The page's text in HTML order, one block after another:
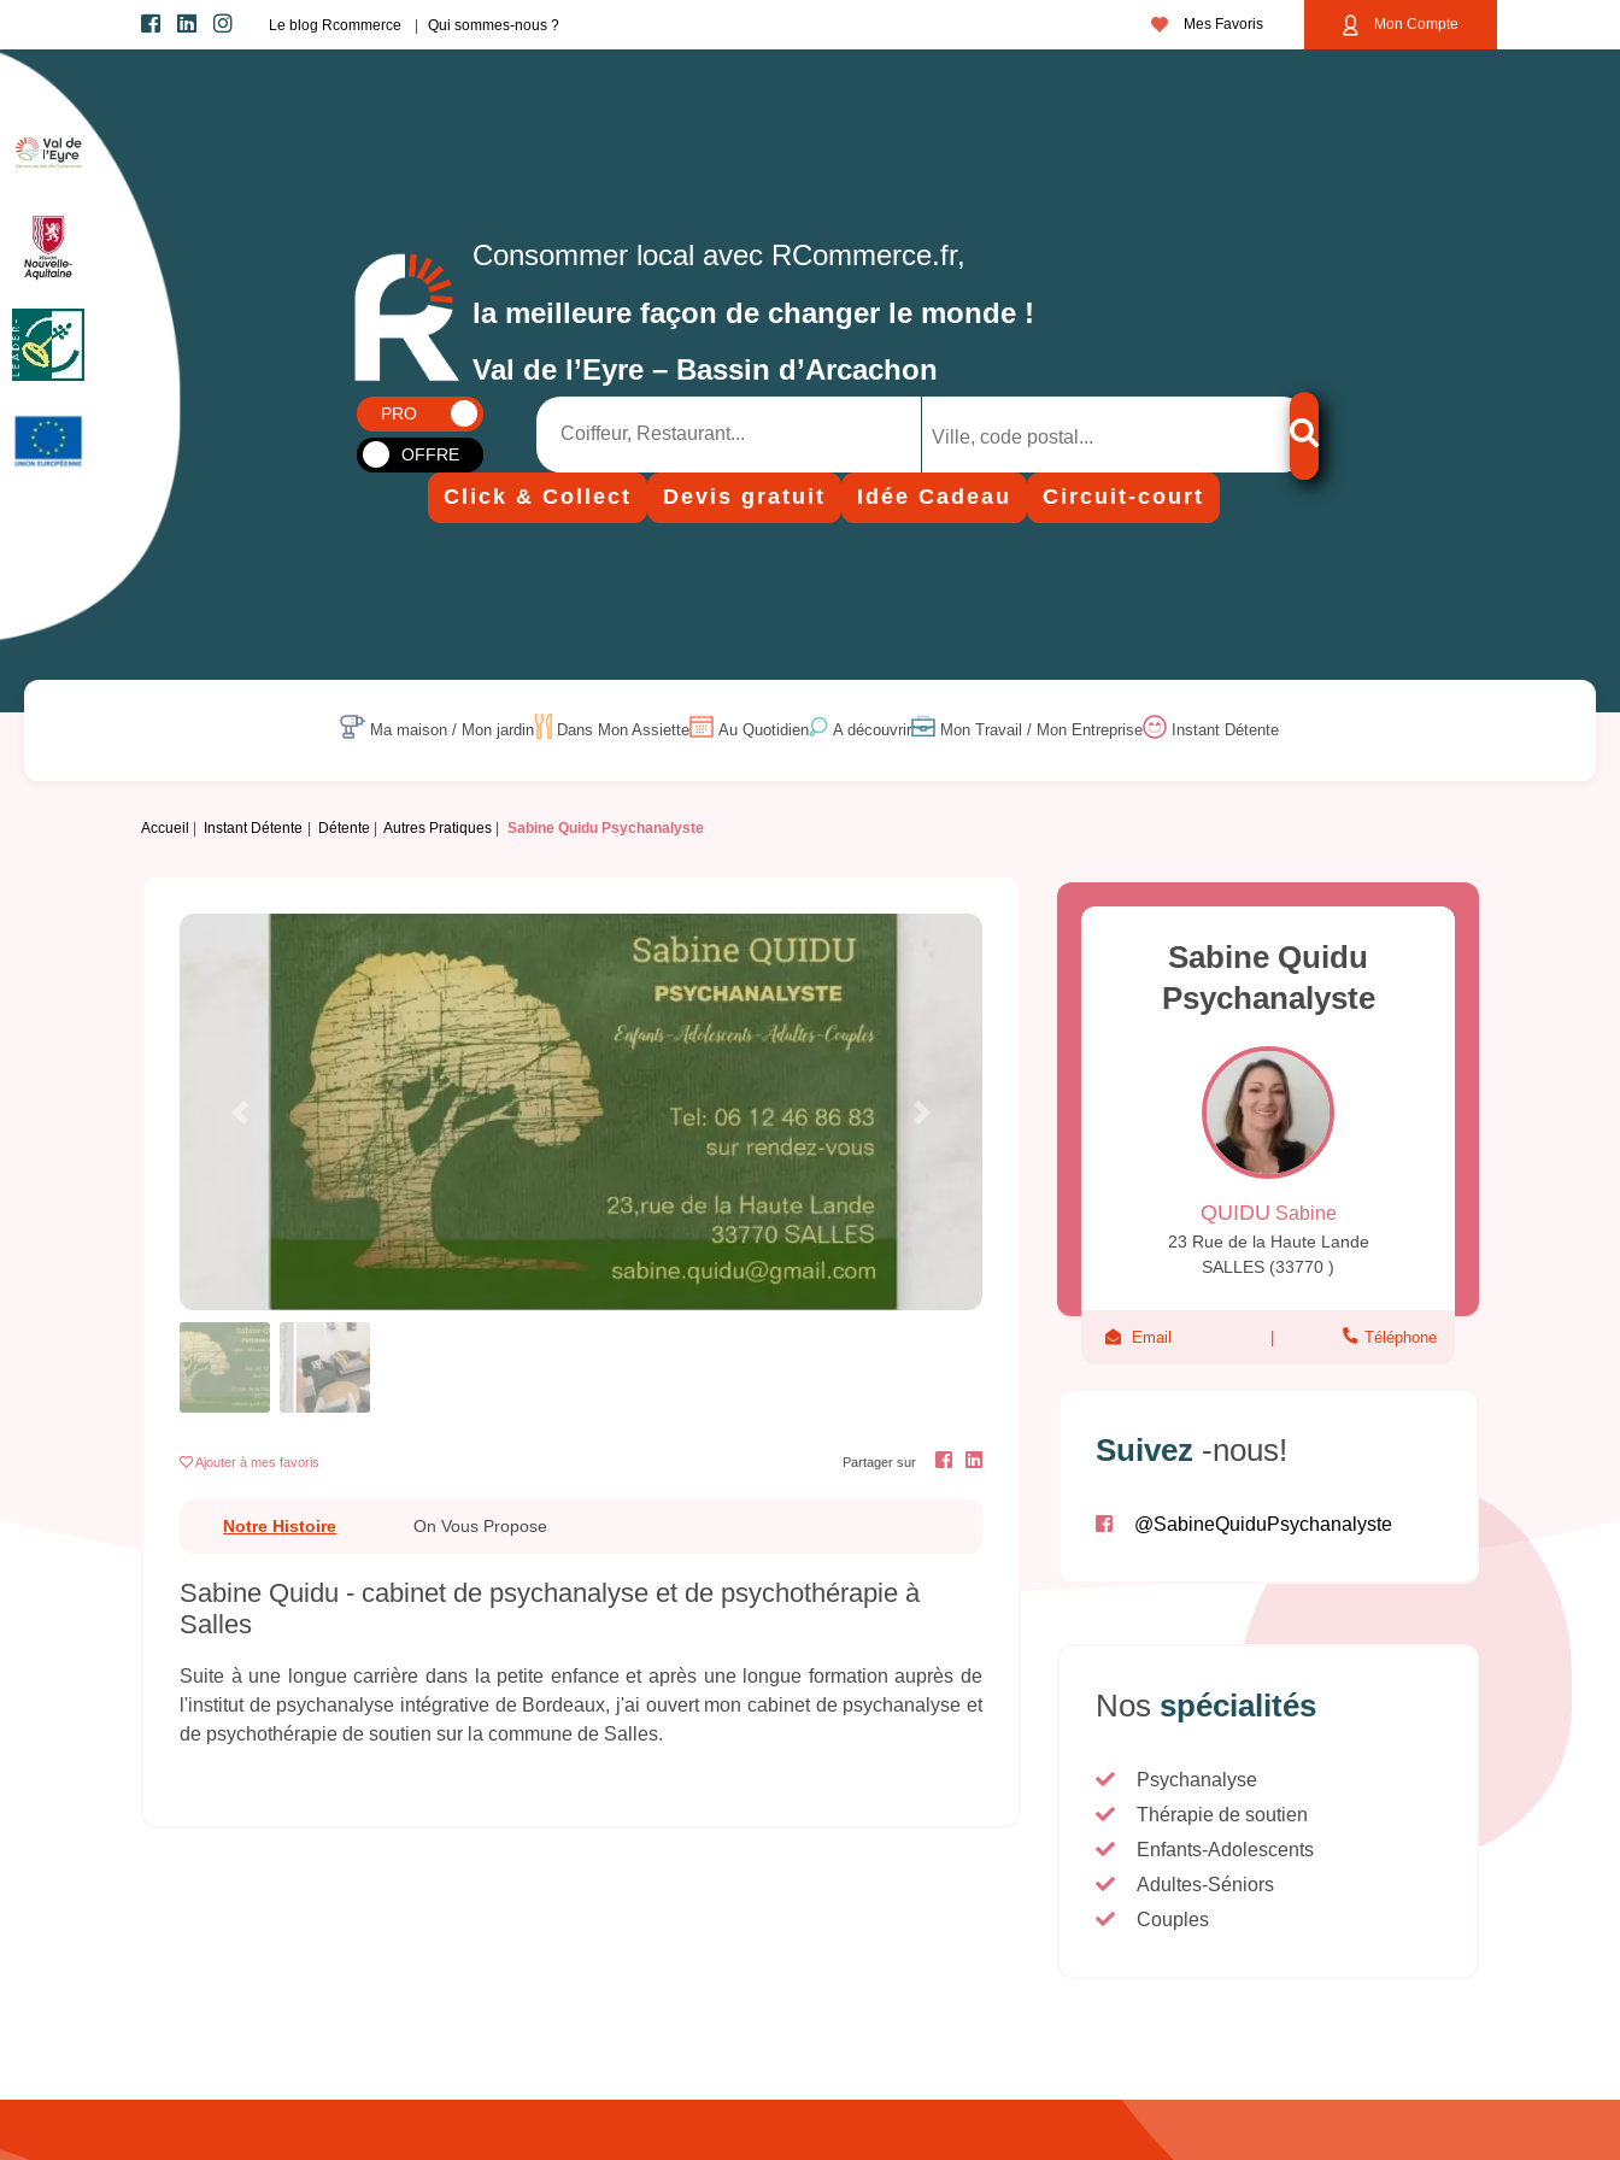
Le blog Rcommerce Qui sommes-nous ? Mes Favoris Mon Compte
Consommer local avec RCommerce.fr,
la meilleure façon de changer le monde !
Val de l’Eyre – Bassin d’Arcachon
PRO
OFFRE
Click & Collect Devis gratuit Idée Cadeau Circuit-court
Ma maison / Mon jardin Dans Mon Assiette Au Quotidien A découvrir Mon Travail / Mon Entreprise Instant Détente
Accueil Instant Détente Détente Autres Pratiques Sabine Quidu Psychanalyste
Previous
Ajouter à mes favoris Partager sur
Notre Histoire On Vous Propose
Sabine Quidu - cabinet de psychanalyse et de psychothérapie à
Salles
Suite à une longue carrière dans la petite enfance et après une longue formation auprès de
l'institut de psychanalyse intégrative de Bordeaux, j'ai ouvert mon cabinet de psychanalyse et
de psychothérapie de soutien sur la commune de Salles.
Sabine Quidu
Psychanalyste
QUIDU Sabine
23 Rue de la Haute Lande
SALLES (33770 )
Email Téléphone
Suivez -nous!
@SabineQuiduPsychanalyste
Nos spécialités
Psychanalyse
Thérapie de soutien
Enfants-Adolescents
Adultes-Séniors
Couples